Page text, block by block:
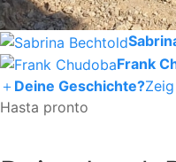
Frank
＋ Deine Geschichte?
Hasta pronto